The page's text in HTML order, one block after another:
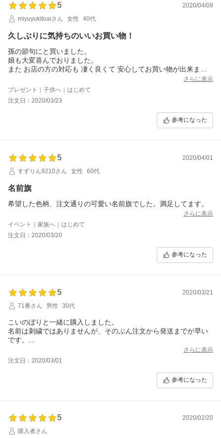
5
2020/04/09
miyuyukitoaiさん
女性 40代
久しぶりに気持ちのいいお買い物！
孫の節句にと買いました。
娘も大変喜んでおりました。
また お店の方の対応も 凄く良くて 安心してお買い物が出来まし
3人目の時は また こちらで購入させて頂きたいです(*^^*)
さらに表示
プレゼント｜子供へ｜はじめて
注文日：2020/03/23
参考になった
5
2020/04/01
すずりん9210さん
女性 60代
名前旗
希望した色柄、注文通りの可愛い名前旗でした。満足してます。
さらに表示
イベント｜家族へ｜はじめて
注文日：2020/03/20
参考になった
5
2020/03/21
71番さん
男性 30代
こいのぼりと一緒に購入しました。
名前は刺繍ではありませんが、そのぶん注文から発送までが早い
です。
さらに表示
注文日：2020/03/01
参考になった
5
2020/02/20
購入者さん